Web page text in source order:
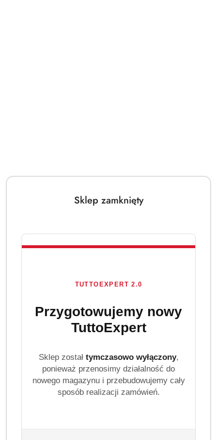
Sklep zamknięty
TUTTOEXPERT 2.0
Przygotowujemy nowy
TuttoExpert
Sklep został tymczasowo wyłączony,
ponieważ przenosimy działalność do
nowego magazynu i przebudowujemy cały
sposób realizacji zamówień.